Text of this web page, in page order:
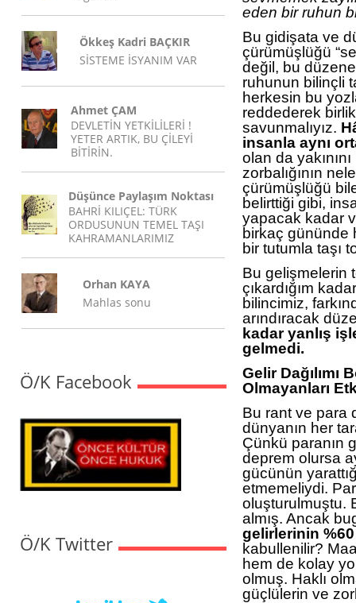
Ökkeş Kadri BAÇKIR
SİSTEME İSYANIM VAR
Ahmet ÇAM
DEVLETİN YETKİLİLERİ !
YETER ARTIK, BU ÇİLEYİ
BİTİRİN.
Düşünce Paylaşım Noktası
BAHRİ KILIÇEL: TÜRK
ORDUSUNUN TEMEL TAŞI
KAHRAMANLARIMIZ
Orhan KAYA
Mahlas sonu
Ö/K Facebook
Ö/K Twitter
eden bir ruhun
Bu gidişata ve
çürümüşlüğü
değil, bu
ruhunun bilinçli
herkesin bu
reddederek
savunmalıyız.
insanla aynı
olan da
zorbalığının
çürümüşlüğü
belirttiği gibi,
yapacak kadar
birkaç gününde
bir tutumla taşı
Bu gelişmelerin
çıkardığım
bilincimiz,
arındıracak
kadar yanlış
gelmedi.
Gelir Dağılımı
Olmayanları
Bu rant ve para
dünyanın her
Çünkü paranın
deprem olursa
gücünün
etmemeliydi.
oluşturulmuştu.
almış. Ancak
gelirlerinin
kabullenilir?
hem de kolay
olmuş. Haklı
güçlülerin ve